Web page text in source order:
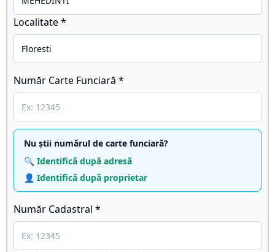
Localitate *
Număr Carte Funciară *
Nu știi numărul de carte funciară?
🔍 Identifică după adresă
👤 Identifică după proprietar
Număr Cadastral *